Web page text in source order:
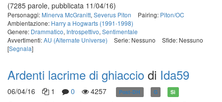
(7285 parole, pubblicata 11/04/16)
Personaggi: Minerva McGranitt, Severus Piton Pairing: Piton/OC
Ambientazione: Harry a Hogwarts (1991-1998)
Genere: Drammatico, Introspettivo, Sentimentale
Avvertimenti:AU (Alternate Universe) Serie: Nessuno
Sfide: Nessuno
[Segnala]
Ardenti lacrime di ghiaccio di Ida59
06/04/16 1 0 4257 Post-DH G Sì